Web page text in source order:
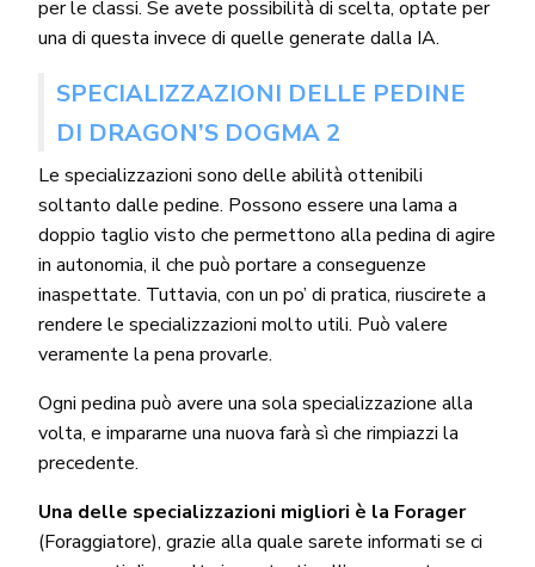
per le classi. Se avete possibilità di scelta, optate per
una di questa invece di quelle generate dalla IA.
SPECIALIZZAZIONI DELLE PEDINE
DI DRAGON’S DOGMA 2
Le specializzazioni sono delle abilità ottenibili
soltanto dalle pedine. Possono essere una lama a
doppio taglio visto che permettono alla pedina di agire
in autonomia, il che può portare a conseguenze
inaspettate. Tuttavia, con un po’ di pratica, riuscirete a
rendere le specializzazioni molto utili. Può valere
veramente la pena provarle.
Ogni pedina può avere una sola specializzazione alla
volta, e impararne una nuova farà sì che rimpiazzi la
precedente.
Una delle specializzazioni migliori è la Forager
(Foraggiatore), grazie alla quale sarete informati se ci